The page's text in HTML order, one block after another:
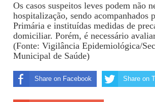
Os casos suspeitos leves podem não
hospitalização, sendo acompanhados
Primária e instituídas medidas de
domiciliar. Porém, é necessário
(Fonte: Vigilância Epidemiológica/
Municipal de Saúde)
Share on Facebook Share on